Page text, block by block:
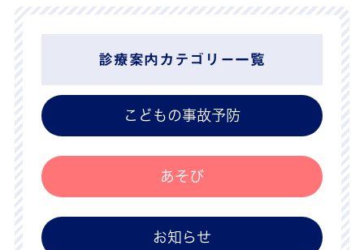
診療案内カテゴリー一覧
こどもの事故予防
あそび
お知らせ